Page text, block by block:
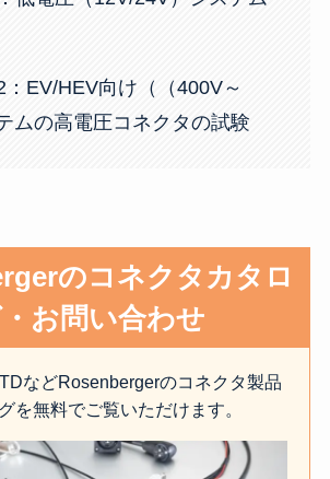
：EV/HEV向け（（400V～
ムの高電圧コネクタの試験
のコネクタカタロ
お問い合わせ
などRosenbergerのコネクタ製品
を無料でご覧いただけます。